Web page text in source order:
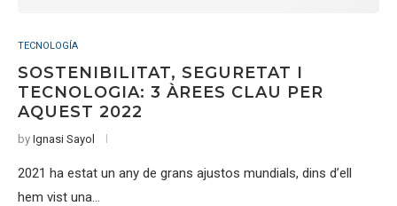
TECNOLOGÍA
SOSTENIBILITAT, SEGURETAT I
TECNOLOGIA: 3 ÀREES CLAU PER
AQUEST 2022
by Ignasi Sayol
2021 ha estat un any de grans ajustos mundials, dins d’ell
hem vist una…